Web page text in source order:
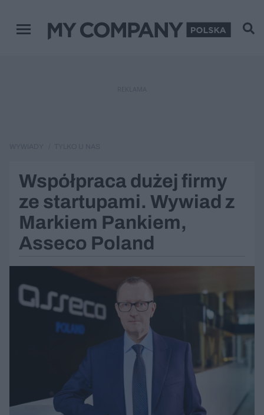
Menu główne
Współpraca dużej firmy
ze startupami. Wywiad z
Markiem Pankiem,
Asseco Poland